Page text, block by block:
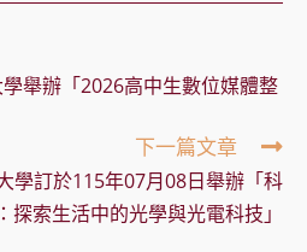
學舉辦「2026高中生數位媒體整
下一篇文章
學訂於115年07月08日舉辦「科
探索生活中的光學與光電科技」